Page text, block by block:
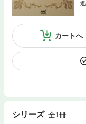
カートへ
シリーズ 全1冊